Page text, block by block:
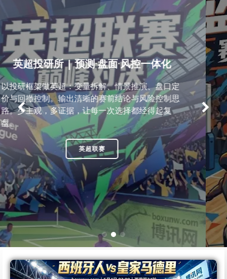
篮球NBA胜率实验室 | 预测·分析·投注指
南
跟踪让分盘与大小分从开盘到临场的变化，拆解影
响定价的关键变量：伤停、背靠背、轮换、节奏对
冲与对位。给出更清晰的下注思路与分仓框架，拒
绝追涨杀跌。
篮球NBA